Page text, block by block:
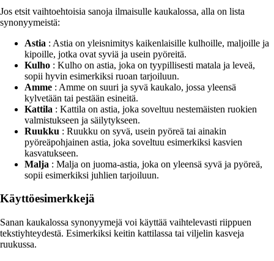
Jos etsit vaihtoehtoisia sanoja ilmaisulle kaukalossa, alla on lista
synonyymeistä:
Astia : Astia on yleisnimitys kaikenlaisille kulhoille, maljoille ja
kipoille, jotka ovat syviä ja usein pyöreitä.
Kulho : Kulho on astia, joka on tyypillisesti matala ja leveä,
sopii hyvin esimerkiksi ruoan tarjoiluun.
Amme : Amme on suuri ja syvä kaukalo, jossa yleensä
kylvetään tai pestään esineitä.
Kattila : Kattila on astia, joka soveltuu nestemäisten ruokien
valmistukseen ja säilytykseen.
Ruukku : Ruukku on syvä, usein pyöreä tai ainakin
pyöreäpohjainen astia, joka soveltuu esimerkiksi kasvien
kasvatukseen.
Malja : Malja on juoma-astia, joka on yleensä syvä ja pyöreä,
sopii esimerkiksi juhlien tarjoiluun.
Käyttöesimerkkejä
Sanan kaukalossa synonyymejä voi käyttää vaihtelevasti riippuen
tekstiyhteydestä. Esimerkiksi keitin kattilassa tai viljelin kasveja
ruukussa.